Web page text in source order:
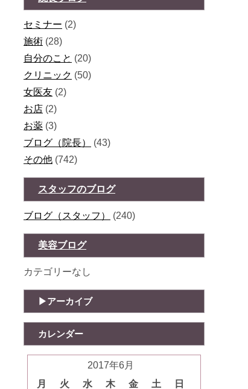
セミナー (2)
施術 (28)
自分のこと (20)
クリニック (50)
女医友 (2)
お店 (2)
お薬 (3)
ブログ（院長）
(43)
その他 (742)
スタッフのブログ
ブログ（スタッフ） (240)
美容ブログ
カテゴリーなし
アーカイブ
カレンダー
2017年6月
月
火 水 木 金 土 日